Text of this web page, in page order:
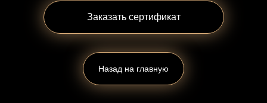
Заказать сертификат
Назад на главную